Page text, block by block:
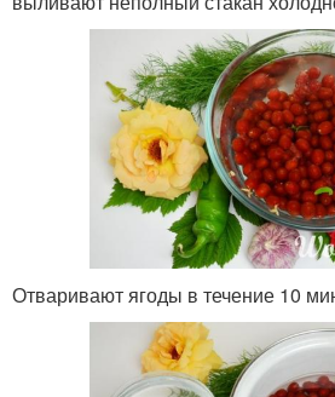
Отваривают ягоды в течение 10